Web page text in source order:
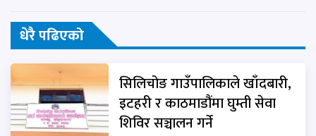
धेरै पढिएको
सिलिचोङ गाउँपालिकाले खाँदबारी,
इटहरी र काठमाडौंमा घुम्ती सेवा
शिविर सञ्चालन गर्ने